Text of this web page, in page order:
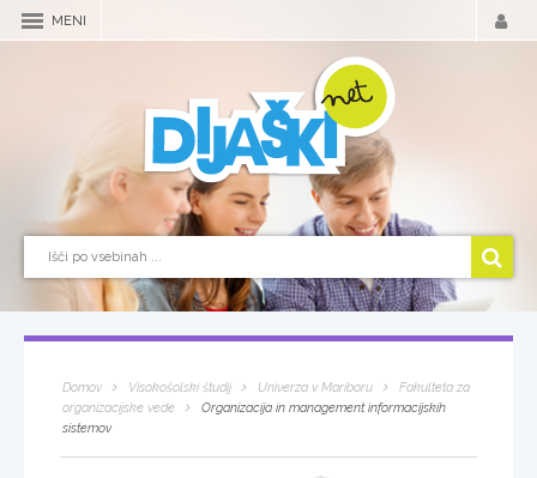
MENI
Domov Visokošolski študij Univerza v Mariboru
Fakulteta za
organizacijske vede
Organizacija in management informacijskih
sistemov